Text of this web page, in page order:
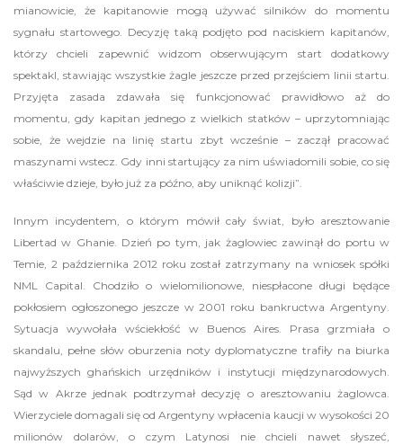
mianowicie, że kapitanowie mogą używać silników do momentu
sygnału startowego. Decyzję taką podjęto pod naciskiem kapitanów,
którzy chcieli zapewnić widzom obserwującym start dodatkowy
spektakl, stawiając wszystkie żagle jeszcze przed przejściem linii startu.
Przyjęta zasada zdawała się funkcjonować prawidłowo aż do
momentu, gdy kapitan jednego z wielkich statków – uprzytomniając
sobie, że wejdzie na linię startu zbyt wcześnie – zaczął pracować
maszynami wstecz. Gdy inni startujący za nim uświadomili sobie, co się
właściwie dzieje, było już za późno, aby uniknąć kolizji”.
Innym incydentem, o którym mówił cały świat, było aresztowanie
Libertad w Ghanie. Dzień po tym, jak żaglowiec zawinął do portu w
Temie, 2 października 2012 roku został zatrzymany na wniosek spółki
NML Capital. Chodziło o wielomilionowe, niespłacone długi będące
pokłosiem ogłoszonego jeszcze w 2001 roku bankructwa Argentyny.
Sytuacja wywołała wściekłość w Buenos Aires. Prasa grzmiała o
skandalu, pełne słów oburzenia noty dyplomatyczne trafiły na biurka
najwyższych ghańskich urzędników i instytucji międzynarodowych.
Sąd w Akrze jednak podtrzymał decyzję o aresztowaniu żaglowca.
Wierzyciele domagali się od Argentyny wpłacenia kaucji w wysokości 20
milionów dolarów, o czym Latynosi nie chcieli nawet słyszeć,